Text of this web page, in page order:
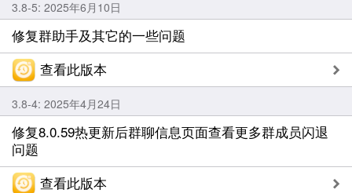
3.8-5: 2025年6月10日
修复群助手及其它的一些问题
查看此版本
3.8-4: 2025年4月24日
修复8.0.59热更新后群聊信息页面查看更多群成员闪退
问题
查看此版本